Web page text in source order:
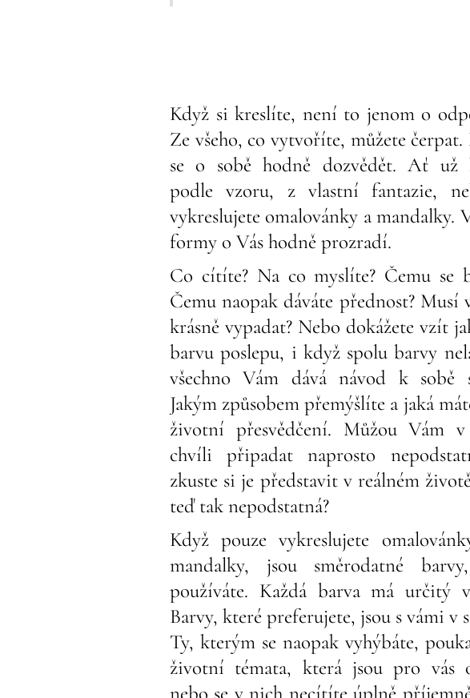
Když si kreslíte, není to jenom o
Ze všeho, co vytvoříte, můžete čerpat.
se o sobě hodně dozvědět. Ať už
podle vzoru, z vlastní fantazie,
vykreslujete omalovánky a mandalky.
formy o Vás hodně prozradí.
Co cítíte? Na co myslíte? Čemu se
Čemu naopak dáváte přednost? Musí
krásně vypadat? Nebo dokážete vzít
barvu poslepu, i když spolu barvy
všechno Vám dává návod k sobě
Jakým způsobem přemýšlíte a jaká
životní přesvědčení. Můžou Vám
chvíli připadat naprosto
zkuste si je představit v reálném
teď tak nepodstatná?
Když pouze vykreslujete
mandalky, jsou směrodatné
používáte. Každá barva má určitý
Barvy, které preferujete, jsou s vámi v
Ty, kterým se naopak vyhýbáte,
životní témata, která jsou pro vás
nebo se v nich necítíte úplně